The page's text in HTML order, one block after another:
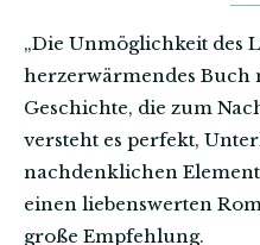
„Die Unmöglichkeit des
herzerwärmendes Buch
Geschichte, die zum
versteht es perfekt,
nachdenklichen
einen liebenswerten
große Empfehlung.